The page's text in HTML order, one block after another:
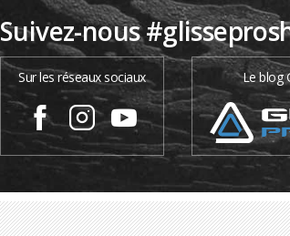
Suivez-nous
Sur les réseaux sociaux Le blog